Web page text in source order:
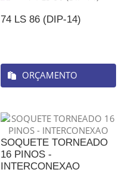
74 LS 86 (DIP-14)
ORÇAMENTO
SOQUETE TORNEADO
16 PINOS -
INTERCONEXAO